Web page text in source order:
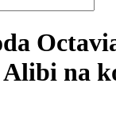
na